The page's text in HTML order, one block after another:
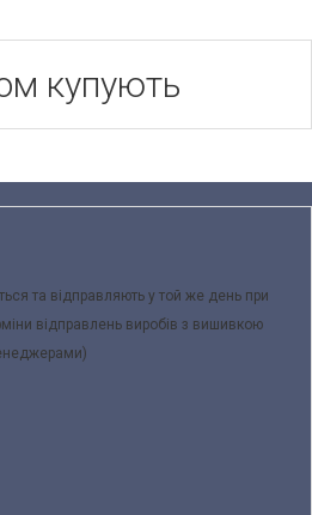
купують
та відправляють у той же день при
відправлень виробів з вишивкою